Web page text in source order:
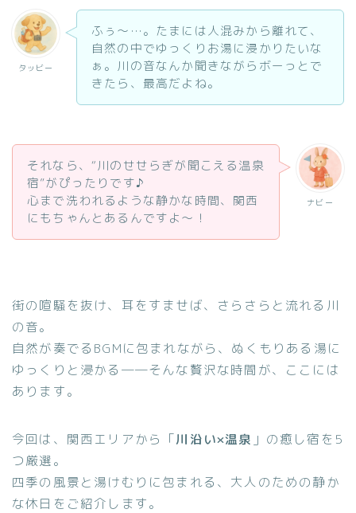
タッビー
ふぅ〜…。たまには人混みから離れて、
自然の中でゆっくりお湯に浸かりたいな
ぁ。川の音なんか聞きながらボーっとで
きたら、最高だよね。
ナビー
それなら、“川のせせらぎが聞こえる温泉
宿”がぴったりです♪
心まで洗われるような静かな時間、関西
にもちゃんとあるんですよ〜！
街の喧騒を抜け、耳をすませば、さらさらと流れる川
の音。
自然が奏でるBGMに包まれながら、ぬくもりある湯に
ゆっくりと浸かる──そんな贅沢な時間が、ここには
あります。
今回は、関西エリアから「川沿い×温泉 」の癒し宿を5
つ厳選。
四季の風景と湯けむりに包まれる、大人のための静か
な休日をご紹介します。